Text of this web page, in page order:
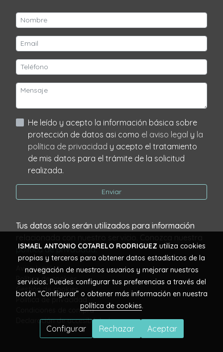
He leído y acepto la información básica sobre
protección de datos asi como el aviso legal y la
política de privacidad y acepto el tratamiento
de mis datos para el trámite de la solicitud
realizada.
Enviar
Tus datos solo serán utilizados para información
política de privacidad.
Aviso legal
Política de cookies
Gestión de cookies
Política de privacidad
Condiciones de compra
Declaración de accesibilidad
ISMAEL ANTONIO COTARELO RODRIGUEZ utiliza cookies
propias y terceros para obtener datos estadísticos de la
navegación de nuestros usuarios y mejorar nuestros
servicios. Puedes configurar tus preferencias a través del
botón “Configurar” o obtener más información en nuestra
política de cookies.
Configurar Rechazar Aceptar